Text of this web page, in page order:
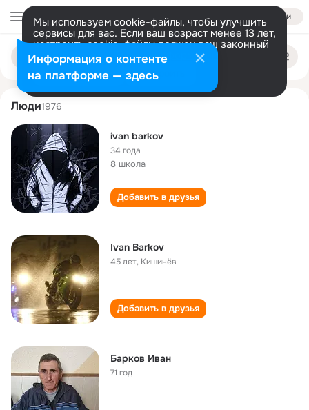
Войти
Мы используем cookie-файлы, чтобы улучшить
сервисы для вас. Если ваш возраст менее 13 лет,
настроить cookie-файлы должен ваш законный
представитель. Больше информации
Разрешить все Настроить
Поиск
людям
ivan barkov
Люди1976
ivan barkov
34 года
8 школа
Добавить в друзья
Ivan Barkov
45 лет, Кишинёв
Добавить в друзья
Барков Иван
71 год
Информация о контенте
на платформе — здесь